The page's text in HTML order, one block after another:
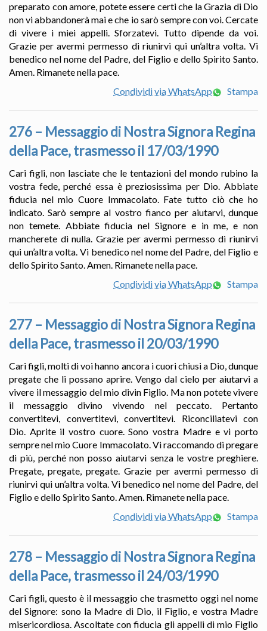
preparato con amore, potete essere certi che la Grazia di Dio
non vi abbandonerà mai e che io sarò sempre con voi. Cercate
di vivere i miei appelli. Sforzatevi. Tutto dipende da voi.
Grazie per avermi permesso di riunirvi qui un’altra volta. Vi
benedico nel nome del Padre, del Figlio e dello Spirito Santo.
Amen. Rimanete nella pace.
Condividi via WhatsApp
Stampa
276 – Messaggio di Nostra Signora Regina
della Pace, trasmesso il 17/03/1990
Cari figli, non lasciate che le tentazioni del mondo rubino la
vostra fede, perché essa è preziosissima per Dio. Abbiate
fiducia nel mio Cuore Immacolato. Fate tutto ciò che ho
indicato. Sarò sempre al vostro fianco per aiutarvi, dunque
non temete. Abbiate fiducia nel Signore e in me, e non
mancherete di nulla. Grazie per avermi permesso di riunirvi
qui un’altra volta. Vi benedico nel nome del Padre, del Figlio e
dello Spirito Santo. Amen. Rimanete nella pace.
Condividi via WhatsApp
Stampa
277 – Messaggio di Nostra Signora Regina
della Pace, trasmesso il 20/03/1990
Cari figli, molti di voi hanno ancora i cuori chiusi a Dio, dunque
pregate che li possano aprire. Vengo dal cielo per aiutarvi a
vivere il messaggio del mio divin Figlio. Ma non potete vivere
il messaggio divino vivendo nel peccato. Pertanto
convertitevi, convertitevi, convertitevi. Riconciliatevi con
Dio. Aprite il vostro cuore. Sono vostra Madre e vi porto
sempre nel mio Cuore Immacolato. Vi raccomando di pregare
di più, perché non posso aiutarvi senza le vostre preghiere.
Pregate, pregate, pregate. Grazie per avermi permesso di
riunirvi qui un’altra volta. Vi benedico nel nome del Padre, del
Figlio e dello Spirito Santo. Amen. Rimanete nella pace.
Condividi via WhatsApp
Stampa
278 – Messaggio di Nostra Signora Regina
della Pace, trasmesso il 24/03/1990
Cari figli, questo è il messaggio che trasmetto oggi nel nome
del Signore: sono la Madre di Dio, il Figlio, e vostra Madre
misericordiosa. Ascoltate con fiducia gli appelli di mio Figlio